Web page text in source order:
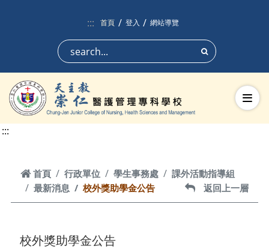
:::
首頁 登入 網站導覽
搜尋
切換
:::
首頁
首頁 行政單位 學生事務處
課外活動指導組
最新消息
校外獎助學金公告 返回上一層
返回上一層
校外獎助學金公告